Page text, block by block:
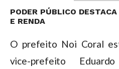
PODER PÚBLICO
E RENDA
O prefeito Noi Coral
vice-prefeito